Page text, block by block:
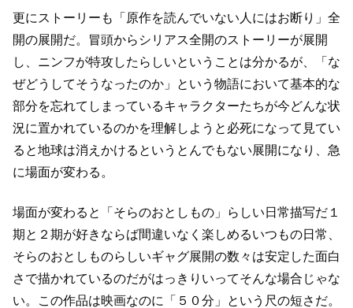
更にストーリーも「原作を読んでいない人にはお断り」全
開の展開だ。
冒頭からシリアス全開のストーリーが展開
し、 ニンフが特攻したらしいということは分かるが、
「な
ぜどうしてそうなったのか」という物語において基本的な
部分を忘れてしまっているキャラクターたちが今どんな状
況に置かれているのかを理解しようと必死になって見てい
ると地球は消えかけるというとんでもない展開になり、 急
に場面が変わる。
場面が変わると「そらのおとしもの」らしい日常描写だ １
期と２期が好きならば間違いなく楽しめるいつもの日常、
そらのおとしものらしいギャグ展開の数々は安定した面白
さで描かれているのだがはっきりいってそんな場合じゃな
い。
この作品は映画なのに「５０分」という尺の短さだ。